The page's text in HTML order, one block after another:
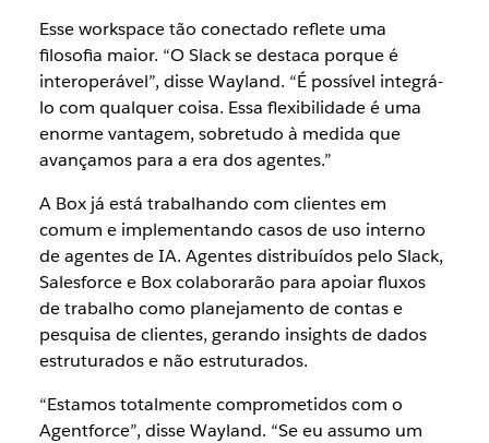
Esse workspace tão conectado reflete uma
filosofia maior. “O Slack se destaca porque é
interoperável”, disse Wayland. “É possível integrá-
lo com qualquer coisa. Essa flexibilidade é uma
enorme vantagem, sobretudo à medida que
avançamos para a era dos agentes.”
A Box já está trabalhando com clientes em
comum e implementando casos de uso interno
de agentes de IA. Agentes distribuídos pelo Slack,
Salesforce e Box colaborarão para apoiar fluxos
de trabalho como planejamento de contas e
pesquisa de clientes, gerando insights de dados
estruturados e não estruturados.
“Estamos totalmente comprometidos com o
Agentforce”, disse Wayland. “Se eu assumo um